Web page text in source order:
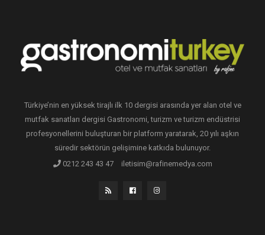
Türkiye’nin en yüksek tirajlı ilk 10 dergisi arasında yer alan otel ve
mutfak sanatları dergisi Gastronomi, turizm ve turizm endüstrisi
profesyonellerini buluşturan bir platform yaratarak, 20 yılı aşkın
süredir sektörün gelişimine katkıda bulunuyor.
0212 243 43 47
iletisim@rafinemedya.com